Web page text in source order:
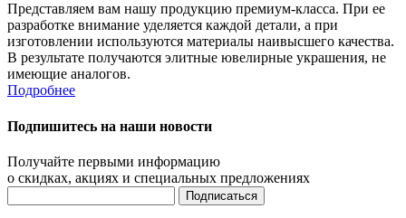
Представляем вам нашу продукцию премиум-класса. При ее
разработке внимание уделяется каждой детали, а при
изготовлении используются материалы наивысшего качества.
В результате получаются элитные ювелирные украшения, не
имеющие аналогов.
Подробнее
Подпишитесь на наши новости
Получайте первыми информацию
о скидках, акциях и специальных предложениях